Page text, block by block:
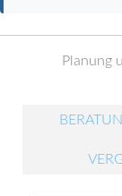
Planung